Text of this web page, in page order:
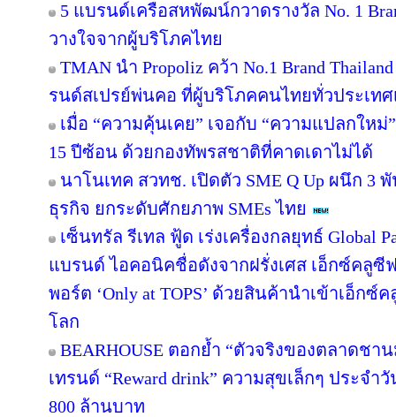
5 แบรนด์เครือสหพัฒน์กวาดรางวัล No. 1
วางใจจากผู้บริโภคไทย
TMAN นำ Propoliz คว้า No.1 Brand
รนด์สเปรย์พ่นคอ ที่ผู้บริโภคคนไทยทั่วประเทศ
เมื่อ “ความคุ้นเคย” เจอกับ “ความแปลกใหม่
15 ปีซ้อน ด้วยกองทัพรสชาติที่คาดเดาไม่ได้
นาโนเทค สวทช. เปิดตัว SME Q Up ผนึก
ธุรกิจ ยกระดับศักยภาพ SMEs ไทย
เซ็นทรัล รีเทล ฟู้ด เร่งเครื่องกลยุทธ์ Global
แบรนด์ ไอคอนิคชื่อดังจากฝรั่งเศส เอ็กซ์คลูซี
พอร์ต ‘Only at TOPS’ ด้วยสินค้านำเข้าเอ็ก
โลก
BEARHOUSE ตอกย้ำ “ตัวจริงของตลาดชา
เทรนด์ “Reward drink” ความสุขเล็กๆ ประจำ
800 ล้านบาท